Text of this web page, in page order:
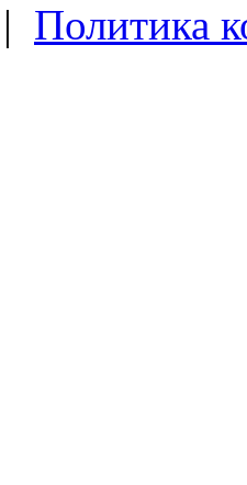
| Политика